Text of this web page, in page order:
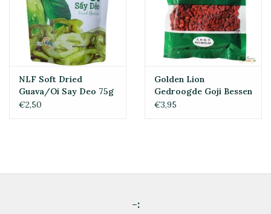
NLF Soft Dried
Guava/Oi Say Deo 75g
€2,50
Golden Lion
Gedroogde Goji Bessen
150G
€3,95
-: